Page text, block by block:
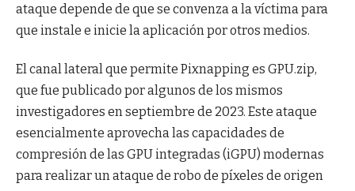
ataque depende de que se convenza a la víctima para
que instale e inicie la aplicación por otros medios.
El canal lateral que permite Pixnapping es GPU.zip,
que fue publicado por algunos de los mismos
investigadores en septiembre de 2023. Este ataque
esencialmente aprovecha las capacidades de
compresión de las GPU integradas (iGPU) modernas
para realizar un ataque de robo de píxeles de origen